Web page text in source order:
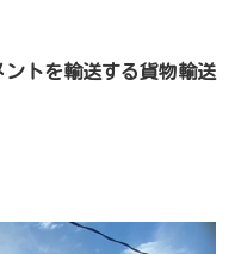
トを輸送する貨物輸送